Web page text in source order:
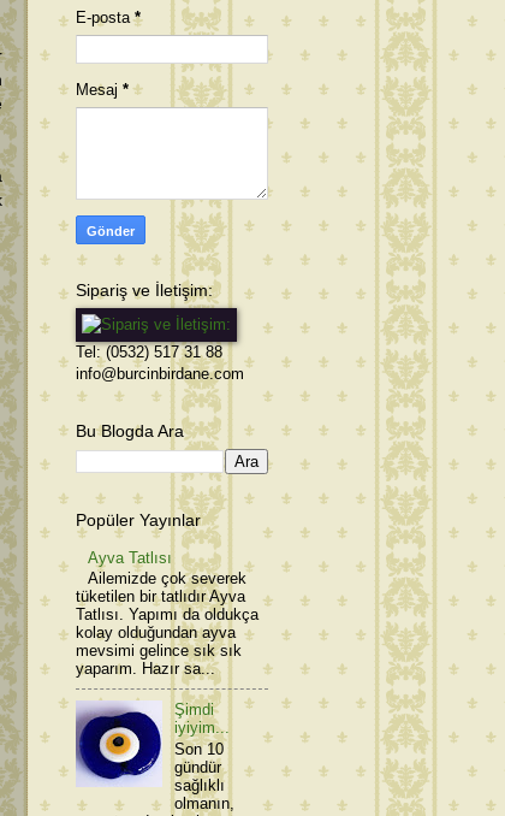
E-posta*
Mesaj *
Sipariş ve İletişim:
Tel: (0532) 517 31 88
info@burcinbirdane.com
Bu Blogda Ara
Popüler Yayınlar
Ayva Tatlısı
Ailemizde çok severek
tüketilen bir tatlıdır Ayva
Tatlısı. Yapımı da oldukça
kolay olduğundan ayva
mevsimi gelince sık sık
yaparım. Hazır sa...
Şimdi
iyiyim...
Son 10
gündür
sağlıklı
olmanın,